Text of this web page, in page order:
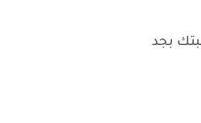
بجد